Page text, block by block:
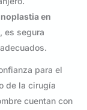
en
es segura
para el
de la cirugía
cuentan con